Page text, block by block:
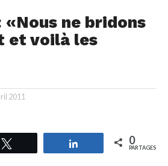
ne bridons
et voilà les
2011
Partagez 0
PARTAGES